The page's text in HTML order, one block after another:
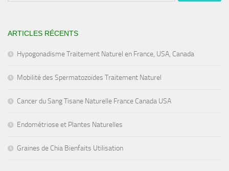
ARTICLES RÉCENTS
Hypogonadisme Traitement Naturel en France, USA, Canada
Mobilité des Spermatozoïdes Traitement Naturel
Cancer du Sang Tisane Naturelle France Canada USA
Endométriose et Plantes Naturelles
Graines de Chia Bienfaits Utilisation